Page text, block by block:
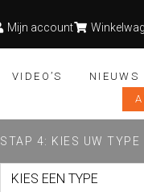
Mijn account
VIDEO’S NIEUWS
STAP 4: KIES UW TYPE
KIES EEN TYPE